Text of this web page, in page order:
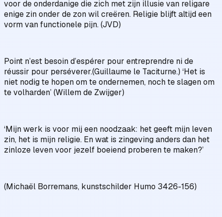
voor de onderdanige die zich met zijn illusie van religare
enige zin onder de zon wil creëren. Religie blijft altijd een
vorm van functionele pijn. (JVD)
Point n’est besoin d’espérer pour entreprendre ni de
réussir pour perséverer.(Guillaume le Taciturne.) ‘Het is
niet nodig te hopen om te ondernemen, noch te slagen om
te volharden’ (Willem de Zwijger)
‘Mijn werk is voor mij een noodzaak: het geeft mijn leven
zin, het is mijn religie. En wat is zingeving anders dan het
zinloze leven voor jezelf boeiend proberen te maken?’
(Michaël Borremans, kunstschilder Humo 3426-156)